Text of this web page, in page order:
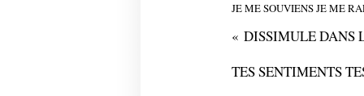
JE ME SOUVIENS JE ME
« DISSIMULE DANS
TES SENTIMENTS